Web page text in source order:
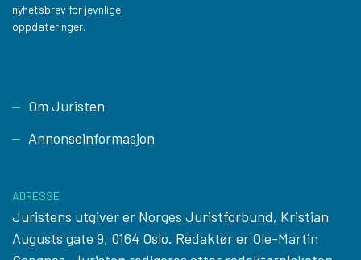
nyhetsbrev for jevnlige
oppdateringer.
Footer
Om Juristen
Annonseinformasjon
ADRESSE
Juristens utgiver er Norges Juristforbund, Kristian
Augusts gate 9, 0164 Oslo. Redaktør er Ole-Martin